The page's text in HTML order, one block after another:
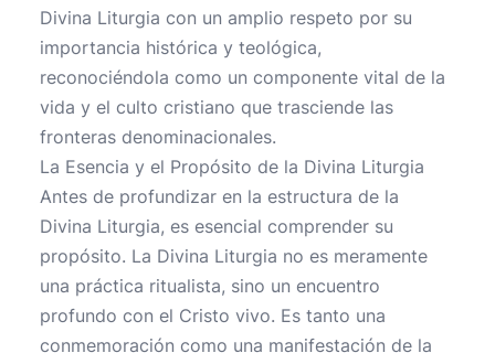
Divina Liturgia con un amplio respeto por su
importancia histórica y teológica,
reconociéndola como un componente vital de la
vida y el culto cristiano que trasciende las
fronteras denominacionales.
La Esencia y el Propósito de la Divina Liturgia
Antes de profundizar en la estructura de la
Divina Liturgia, es esencial comprender su
propósito. La Divina Liturgia no es meramente
una práctica ritualista, sino un encuentro
profundo con el Cristo vivo. Es tanto una
conmemoración como una manifestación de la